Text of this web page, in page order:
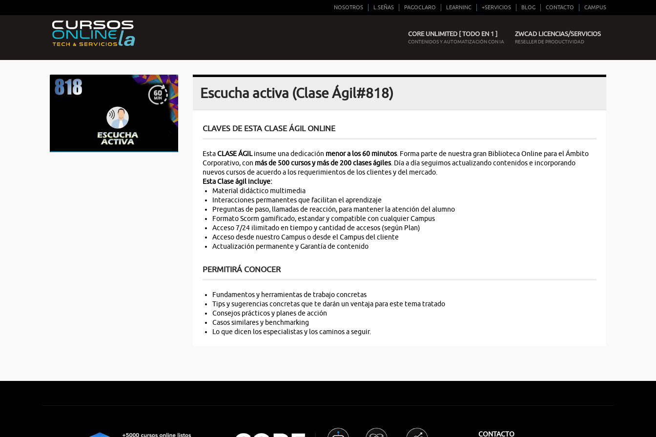
NOSOTROS L.SEÑAS PAGOCLARO LEARNINC +SERVICIOS BLOG CONTACTO CAMPUS
CORE UNLIMITED [ TODO EN 1 ]
CONTENIDOS Y AUTOMATIZACIÓN CON IA
ZWCAD LICENCIAS/SERVICIOS
RESELLER DE PRODUCTIVIDAD
Escucha activa (Clase Ágil#818)
CLAVES DE ESTA CLASE ÁGIL ONLINE
EstaCLASE ÁGILinsume una dedicación menor a los 60 minutos. Forma parte de nuestra gran Biblioteca Online para el Ámbito
Corporativo, con más de 500 cursos y más de 200 clases ágiles. Día a día seguimos actualizando contenidos e incorporando
nuevos cursos de acuerdo a los requerimientos de los clientes y del mercado.
Esta Clase ágil incluye:
Material didáctico multimedia
Interacciones permanentes que facilitan el aprendizaje
Preguntas de paso, llamadas de reacción, para mantener la atención del alumno
Formato Scorm gamificado, estandar y compatible con cualquier Campus
Acceso 7/24 ilimitado en tiempo y cantidad de accesos (según Plan)
Acceso desde nuestro Campus o desde el Campus del cliente
Actualización permanente y Garantía de contenido
PERMITIRÁ CONOCER
Fundamentos y herramientas de trabajo concretas
Tips y sugerencias concretas que te darán un ventaja para este tema tratado
Consejos prácticos y planes de acción
Casos similares y benchmarking
Lo que dicen los especialistas y los caminos a seguir.
CONTACTO